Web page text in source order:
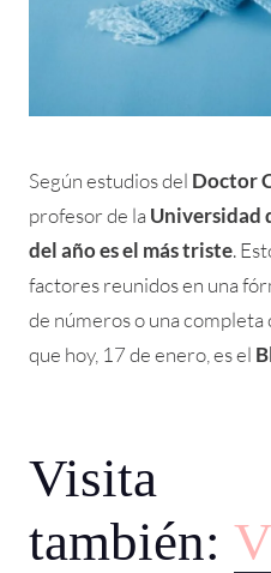
Según estudios del Doctor
profesor de la Universidad
del año es el más triste.
factores reunidos en una
de números o una
que hoy, 17 de enero, es el
Visita
también: